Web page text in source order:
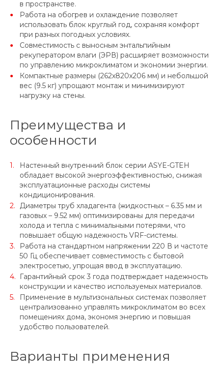
в пространстве.
Работа на обогрев и охлаждение позволяет
использовать блок круглый год, сохраняя комфорт
при разных погодных условиях.
Совместимость с выносным энтальпийным
рекуператором влаги (ЭРВ) расширяет возможности
по управлению микроклиматом и экономии энергии.
Компактные размеры (262x820x206 мм) и небольшой
вес (9.5 кг) упрощают монтаж и минимизируют
нагрузку на стены.
Преимущества и
особенности
Настенный внутренний блок серии ASYE-GTEH
обладает высокой энергоэффективностью, снижая
эксплуатационные расходы системы
кондиционирования.
Диаметры труб хладагента (жидкостных – 6.35 мм и
газовых – 9.52 мм) оптимизированы для передачи
холода и тепла с минимальными потерями, что
повышает общую надежность VRF-системы.
Работа на стандартном напряжении 220 В и частоте
50 Гц обеспечивает совместимость с бытовой
электросетью, упрощая ввод в эксплуатацию.
Гарантийный срок 3 года подтверждает надежность
конструкции и качество используемых материалов.
Применение в мультизональных системах позволяет
централизованно управлять микроклиматом во всех
помещениях дома, экономя энергию и повышая
удобство пользователей.
Варианты применения